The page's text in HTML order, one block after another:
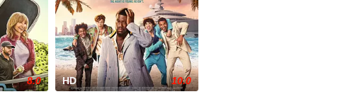
8.0 HD 10.0